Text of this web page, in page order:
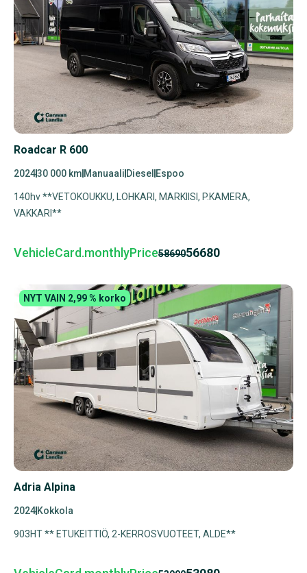
Roadcar R 600
202430 000 km Manuaali Diesel Espoo
140hv **VETOKOUKKU, LOHKARI, MARKIISI, P.KAMERA,
VAKKARI**
VehicleCard.monthlyPrice5869056680
NYT VAIN 2,99 % korko
Adria Alpina
2024 Kokkola
903HT ** ETUKEITTIÖ, 2-KERROSVUOTEET, ALDE**